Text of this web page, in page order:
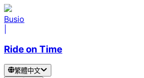
Busio
Ride on Time
繁體中文